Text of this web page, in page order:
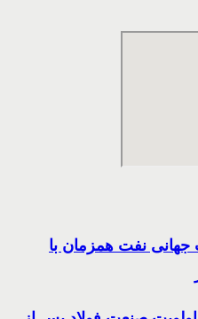
قیمت جهانی نفت همزمان با